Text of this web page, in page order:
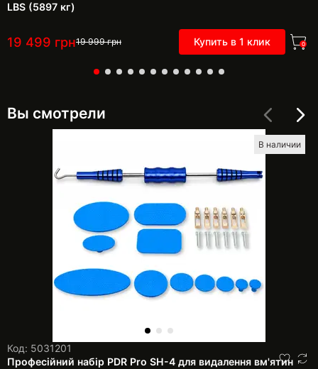
LBS (5897 кг)
19 499 грн19 999грн Купить в 1 клик 0
Вы смотрели
В наличии
Код: 5031201
Професійний набір PDR Pro SH-4 для видалення вм'ятин